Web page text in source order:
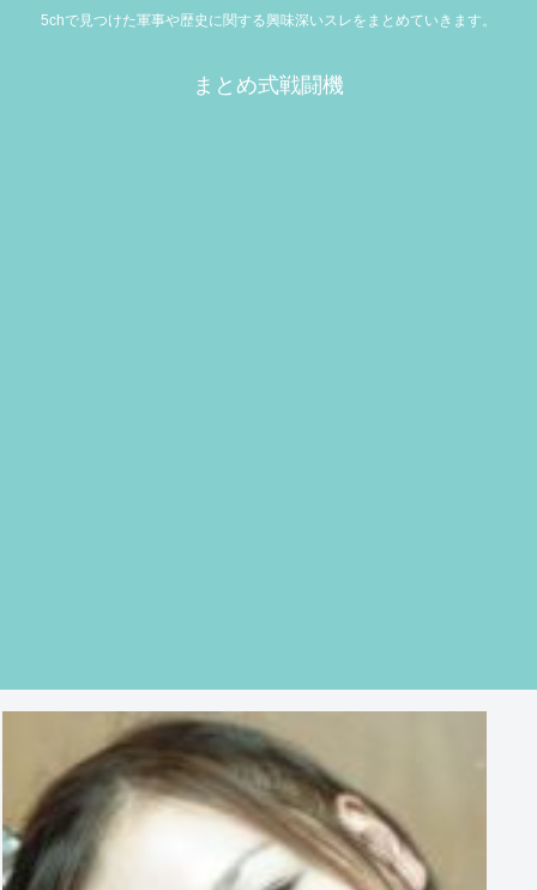
5chで見つけた軍事や歴史に関する興味深いスレをまとめていきます。
まとめ式戦闘機